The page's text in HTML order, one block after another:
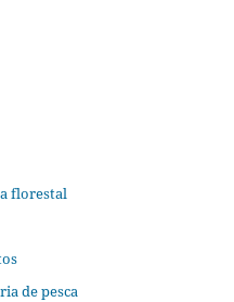
florestal
de pesca